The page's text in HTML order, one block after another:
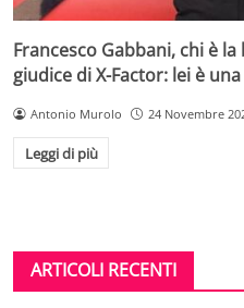
Francesco Gabbani, chi è
giudice di X-Factor: lei è
Antonio Murolo 24 Novembre
Leggi di più
ARTICOLI RECENTI